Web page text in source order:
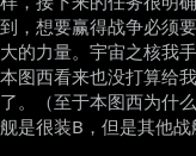
到，想要赢得战争必须
大的力量。宇宙之核我
本图西看来也没打算给
了。（至于本图西为什
舰是很装B，但是其他战